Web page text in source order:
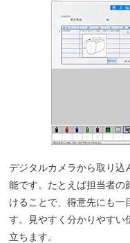
デジタルカメラから取り込
能です。たとえば担当者の
けることで、得意先にも一
す。見やすく分かりやすい
立ちます。